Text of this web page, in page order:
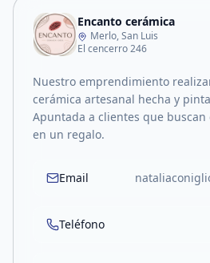
Encanto cerámica
Merlo, San Luis
El cencerro 246
Nuestro emprendimiento
cerámica artesanal hecha y
Apuntada a clientes que
en un regalo.
Email
Teléfono